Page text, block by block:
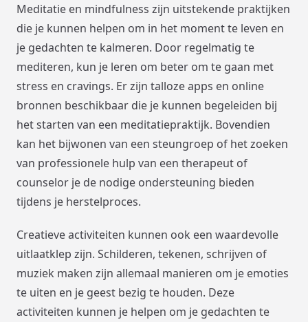
Meditatie en mindfulness zijn uitstekende praktijken
die je kunnen helpen om in het moment te leven en
je gedachten te kalmeren. Door regelmatig te
mediteren, kun je leren om beter om te gaan met
stress en cravings. Er zijn talloze apps en online
bronnen beschikbaar die je kunnen begeleiden bij
het starten van een meditatiepraktijk. Bovendien
kan het bijwonen van een steungroep of het zoeken
van professionele hulp van een therapeut of
counselor je de nodige ondersteuning bieden
tijdens je herstelproces.
Creatieve activiteiten kunnen ook een waardevolle
uitlaatklep zijn. Schilderen, tekenen, schrijven of
muziek maken zijn allemaal manieren om je emoties
te uiten en je geest bezig te houden. Deze
activiteiten kunnen je helpen om je gedachten te